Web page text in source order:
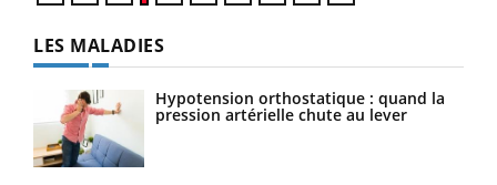
LES MALADIES
Hypotension orthostatique : quand la
pression artérielle chute au lever